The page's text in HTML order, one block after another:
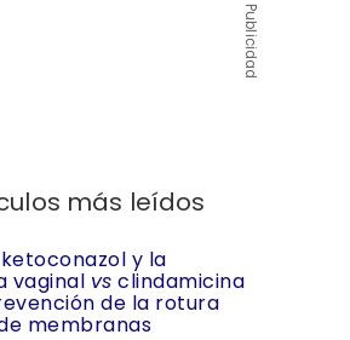
Publicidad
más leídos
y la
vaginal vs clindamicina
de la rotura
membranas